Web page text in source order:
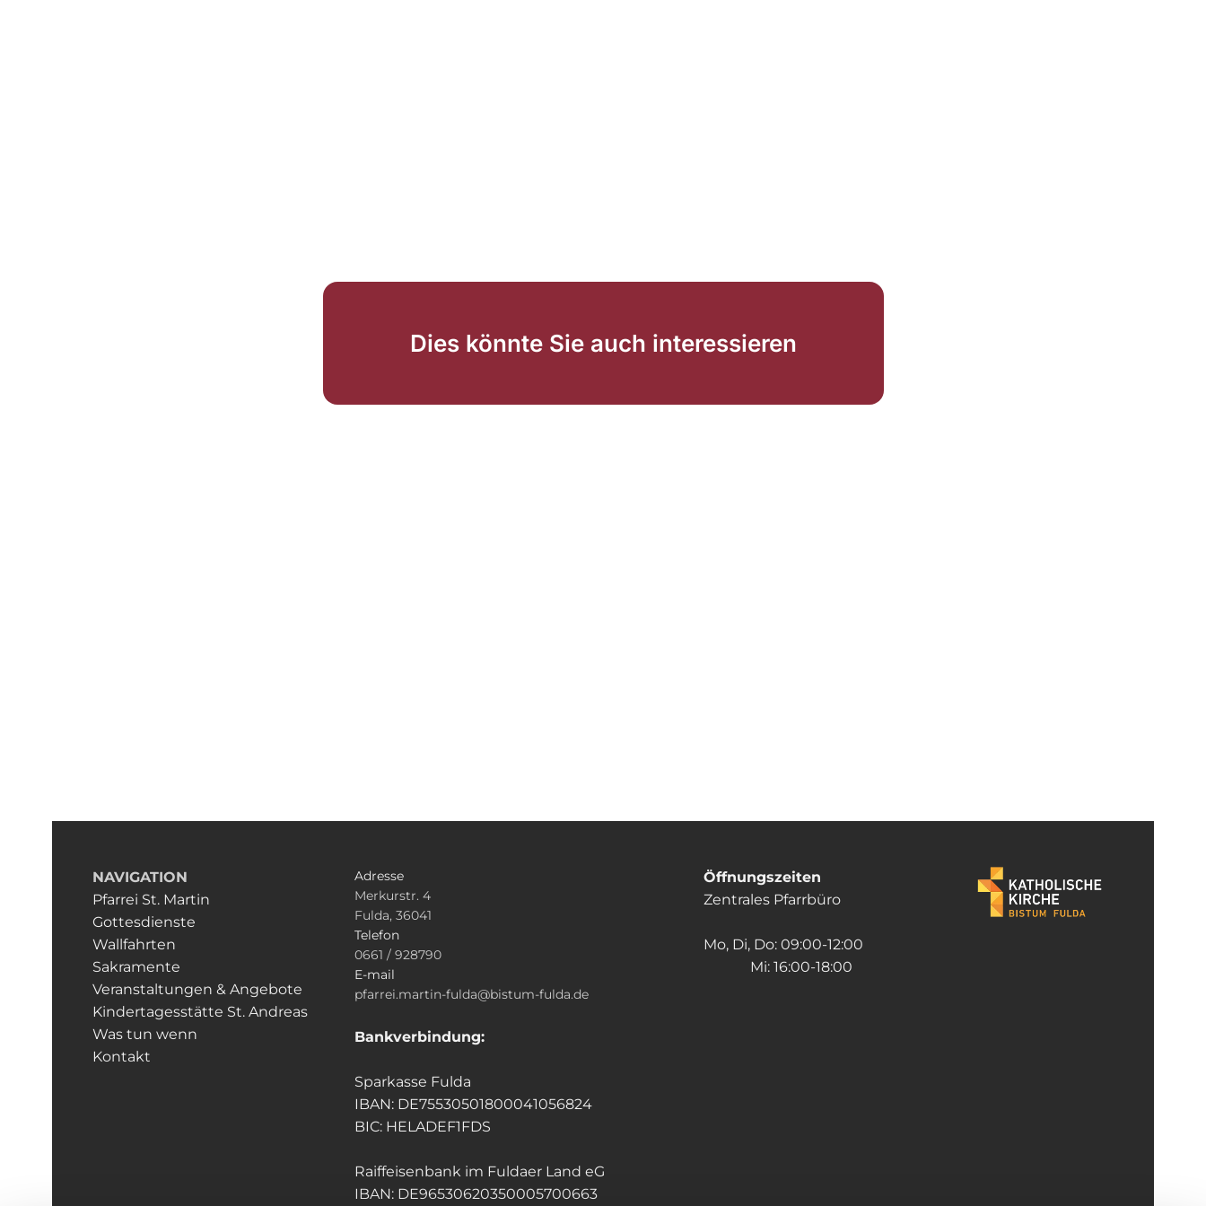
Dies könnte Sie auch interessieren
NAVIGATION
Pfarrei St. Martin
Gottesdienste
Wallfahrten
Sakramente
Veranstaltungen & Angebote
Kindertagesstätte St. Andreas
Was tun wenn
Kontakt
Adresse
Merkurstr. 4
Fulda, 36041
Telefon
0661 / 928790
E-mail
pfarrei.martin-fulda@bistum-fulda.de
Bankverbindung:
Sparkasse Fulda
IBAN: DE75530501800041056824
BIC: HELADEF1FDS
Raiffeisenbank im Fuldaer Land eG
IBAN: DE96530620350005700663
Öffnungszeiten
Zentrales Pfarrbüro
Mo, Di, Do: 09:00-12:00
Mi: 16:00-18:00